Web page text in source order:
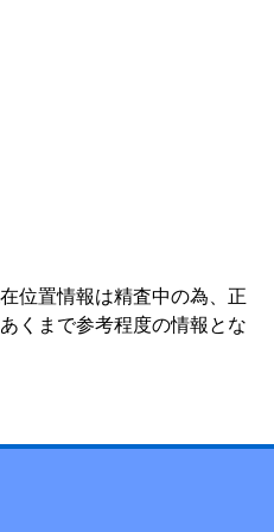
位置情報は精査中の為、正
くまで参考程度の情報とな